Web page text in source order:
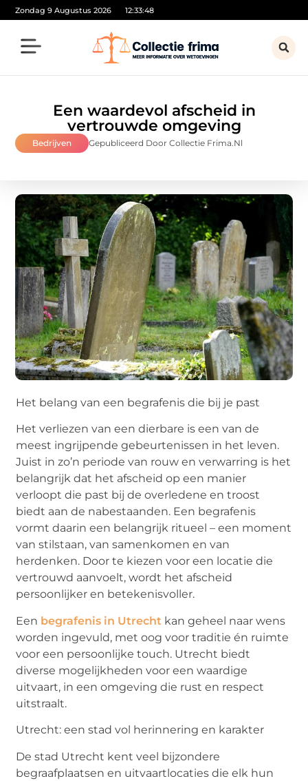
Zondag 9 Augustus 2026 12:33:50
Een waardevol afscheid in
vertrouwde omgeving
Bedrijven Gepubliceerd Door Collectie Frima.nl
Het belang van een begrafenis die bij je past
Het verliezen van een dierbare is een van de
meest ingrijpende gebeurtenissen in het leven.
Juist in zo’n periode van rouw en verwarring is het
belangrijk dat het afscheid op een manier
verloopt die past bij de overledene en troost
biedt aan de nabestaanden. Een begrafenis
vormt daarin een belangrijk ritueel – een moment
van stilstaan, van samenkomen en van
herdenken. Door te kiezen voor een locatie die
vertrouwd aanvoelt, wordt het afscheid
persoonlijker en betekenisvoller.
Een begrafenis in Utrecht kan geheel naar wens
worden ingevuld, met oog voor traditie én ruimte
voor een persoonlijketouch. Utrecht biedt
diverse mogelijkheden voor een waardige
uitvaart, in een omgeving die rust en respect
uitstraalt.
Utrecht: een stad vol herinnering en karakter
De stad Utrecht kent veel bijzondere
begraafplaatsen en uitvaartlocaties die elk hun